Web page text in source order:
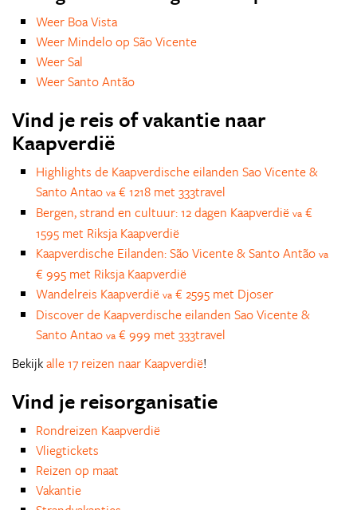
Weer Boa Vista
Weer Mindelo op São Vicente
Weer Sal
Weer Santo Antão
Vind je reis of vakantie naar
Kaapverdië
Highlights de Kaapverdische eilanden Sao Vicente &
Santo Antao va € 1218 met 333travel
Bergen, strand en cultuur: 12 dagen Kaapverdië va €
1595 met Riksja Kaapverdië
Kaapverdische Eilanden: São Vicente & Santo Antão va
€ 995 met Riksja Kaapverdië
Wandelreis Kaapverdië va € 2595 met Djoser
Discover de Kaapverdische eilanden Sao Vicente &
Santo Antao va € 999 met 333travel
Bekijkalle 17 reizen naar Kaapverdië!
Vind je reisorganisatie
Rondreizen Kaapverdië
Vliegtickets
Reizen op maat
Vakantie